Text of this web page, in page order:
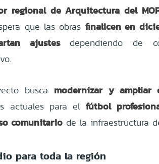
regional de Arquitectura del
que las obras finalicen en
ajustesdependiendo de
busca modernizar y ampliar
actuales para elfútbol
comunitario de la infraestructura
para toda la región